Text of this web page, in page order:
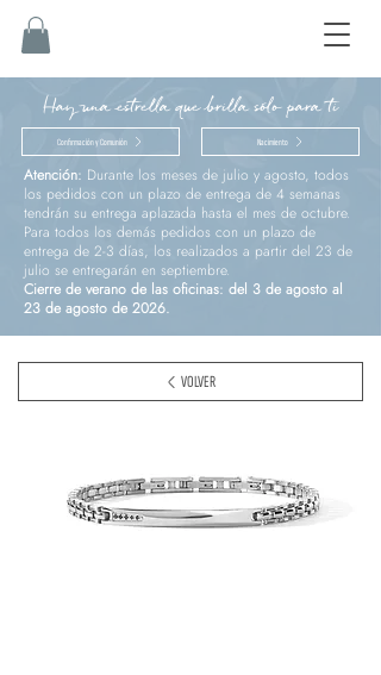
Hay una estrella que brilla sólo para ti
Confirmación y Comunión Nacimiento
Atención: Durante los meses de julio y agosto, todos
los pedidos con un plazo de entrega de 4 semanas
tendrán su entrega aplazada hasta el mes de octubre.
Para todos los demás pedidos con un plazo de
entrega de 2-3 días, los realizados a partir del 23 de
julio se entregarán en septiembre.
Cierre de verano de las oficinas: del 3 de agosto al
23 de agosto de 2026.
VOLVER